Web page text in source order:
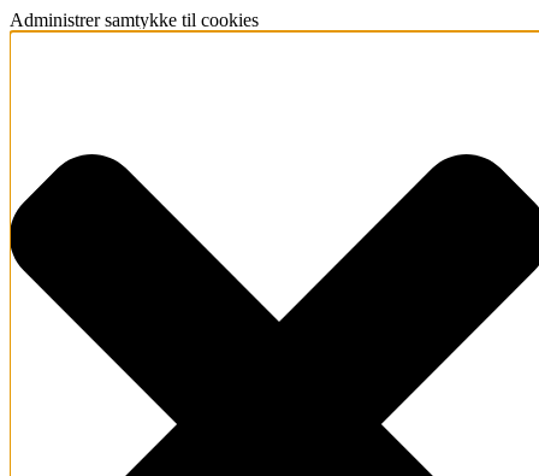
Administrer samtykke til cookies